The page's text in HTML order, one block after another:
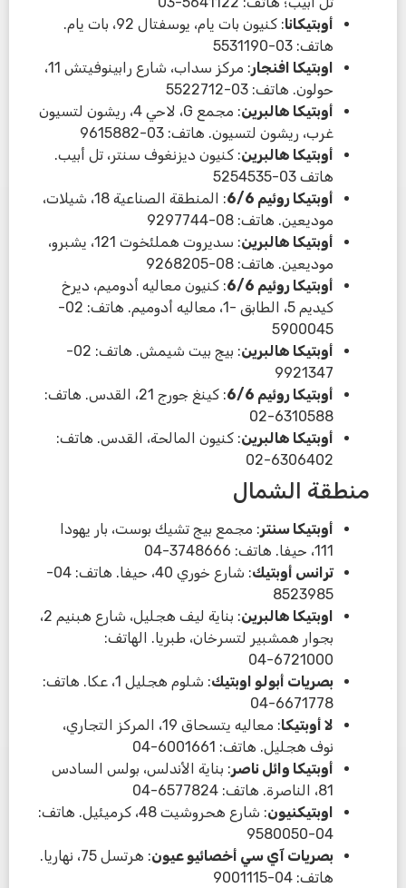
أوبتيكانا
: كنيون بات يام، يوسفتال 92، بات يام.
هاتف: 03-5531190
اوبتيكا افنجار
: مركز سداب، شارع رابينوفيتش 11،
حولون. هاتف: 03-5522712
أوبتيكا هالبرين
: مجمع G، لاحي 4، ريشون لتسيون
غرب، ريشون لتسيون. هاتف: 03-9615882
أوبتيكا هالبرين: كنيون ديزنغوف سنتر، تل أبيب.
هاتف 03-5254535
أوبتيكا روئيم 6/6
: المنطقة الصناعية 18، ​​شيلات،
موديعين. هاتف: 08-9297744
أوبتيكا هالبرين
: سديروت هملئخوت 121، يشبرو،
موديعين. هاتف: 08-9268205
أوبتيكا روئيم 6/6
: كنيون معاليه أدوميم، ديرخ
كيديم 5، الطابق -1، معاليه أدوميم. هاتف: 02-
5900045
أوبتيكا هالبرين
: بيج بيت شيمش. هاتف: 02-
9921347
أوبتيكا روئيم 6/6
: كينغ جورج 21، القدس. هاتف:
6310588-02
أوبتيكا هالبرين: كنيون المالحة، القدس. هاتف:
6306402-02
منطقة الشمال
أوبتيكا سنتر: مجمع بيج تشيك بوست، بار يهودا
111، حيفا. هاتف: 3748666-04
ترانس أوبتيك
: شارع خوري 40، حيفا. هاتف: 04-
8523985
اوبتيكا هالبرين
: بناية ليف هجليل، شارع هبنيم 2،
بجوار همشبير لتسرخان، طبريا. الهاتف:
6721000-04
بصريات أبولو اوبتيك
: شلوم هجليل 1، عكا. هاتف:
6671778-04
لا أوبتيكا
: معاليه يتسحاق 19، المركز التجاري،
نوف هجليل. هاتف: 6001661-04
أوبتيكا وائل ناصر: بناية الأندلس، بولس السادس
81، الناصرة. هاتف: 6577824-04
اوبتيكنيون
: شارع هحروشيت 48، كرميئيل. هاتف:
04-9580050
بصريات آي سي أخصائيو عيون
: هرتسل 75، نهاريا.
هاتف: 04-9001115